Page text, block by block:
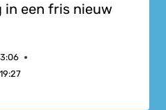
in een fris nieuw